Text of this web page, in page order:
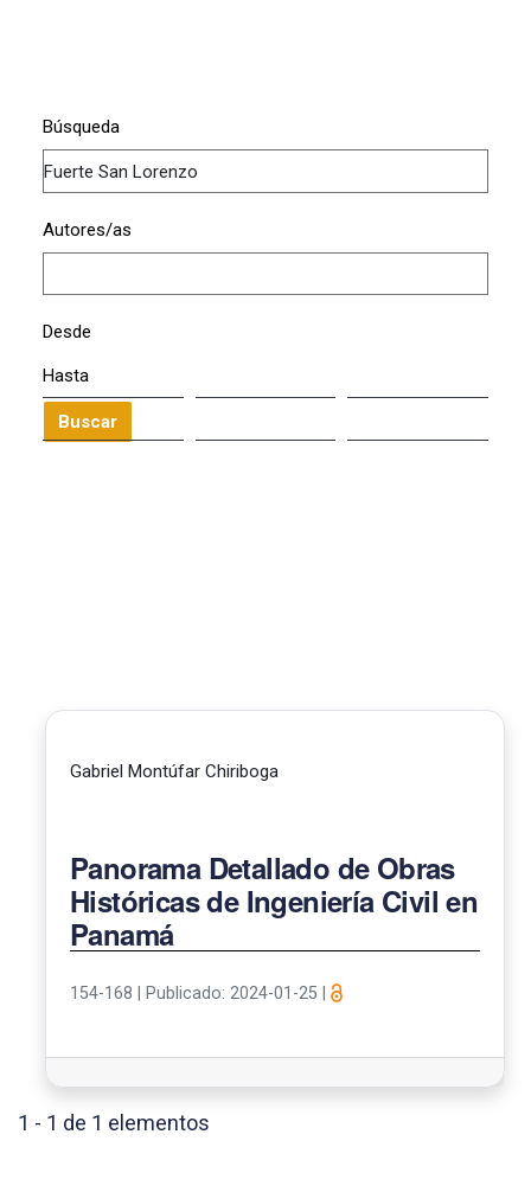
Búsqueda
Autores/as
Desde
Hasta
Buscar
Gabriel Montúfar Chiriboga
Panorama Detallado de Obras
Históricas de Ingeniería Civil en
Panamá
154-168 Publicado: 2024-01-25
1 - 1 de 1 elementos